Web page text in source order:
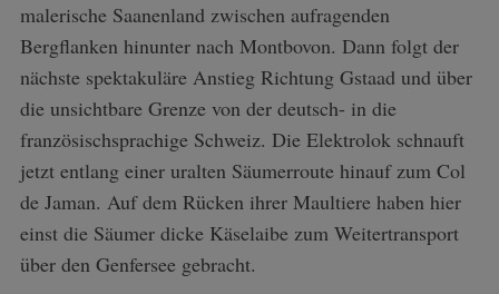
malerische Saanenland zwischen aufragenden
Bergflanken hinunter nach Montbovon. Dann folgt der
nächste spektakuläre Anstieg Richtung Gstaad und über
die unsichtbare Grenze von der deutsch- in die
französischsprachige Schweiz. Die Elektrolok schnauft
jetzt entlang einer uralten Säumerroute hinauf zum Col
de Jaman. Auf dem Rücken ihrer Maultiere haben hier
einst die Säumer dicke Käselaibe zum Weitertransport
über den Genfersee gebracht.